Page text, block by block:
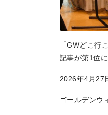
「GWどこ行
記事が第1位
2026年4月27
ゴールデンウ